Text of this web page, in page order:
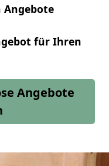
Angebote
für Ihren
Angebote